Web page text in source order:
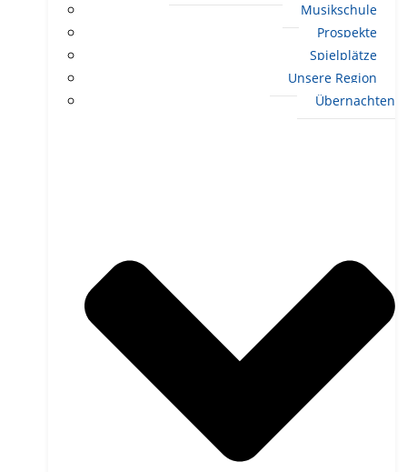
Musikschule
Prospekte
Spielplätze
Unsere Region
Übernachten